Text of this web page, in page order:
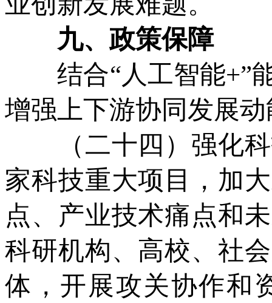
九、政策保障
结合“人工智能+”能
增强上下游协同发展
（二十四）强化科
家科技重大项目，加
点、产业技术痛点和
科研机构、高校、社
体，开展攻关协作和